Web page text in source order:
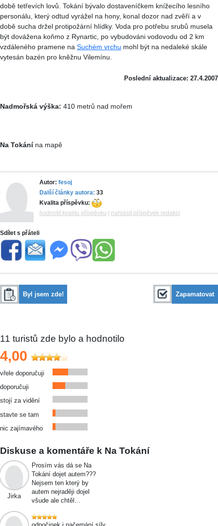
době tetřevích lovů. Tokání bývalo dostaveníčkem knížecího lesního
personálu, který odtud vyrážel na hony, konal dozor nad zvěří a v
době sucha držel protipožární hlídky. Voda pro potřebu srubů musela
být dovážena koňmo z Rynartic, po vybudováni vodovodu od 2 km
vzdáleného pramene na Suchém vrchu mohl být na nedaleké skále
vytesán bazén pro kněžnu Vilemínu.
Poslední aktualizace: 27.4.2007
Nadmořská výška: 410 metrů nad mořem
Na Tokánína mapě
Autor: fesoj
Další články autora: 33
Kvalita příspěvku:
hodnotit kvalitu příspěvku
nahlásit příspěvek redakci
Sdílet s přáteli
Byl jsem zde! Zapamatovat
11 turistů zde bylo a hodnotilo
4,00
vřele doporučuji
doporučuji
stojí za vidění
stavte se tam
nic zajímavého
Diskuse a komentáře k Na Tokání
Jirka
Prosím vás dá se Na
Tokání dojet autem???
Nejsem ten který by
autem nejraději dojel
všude ale chtěl…